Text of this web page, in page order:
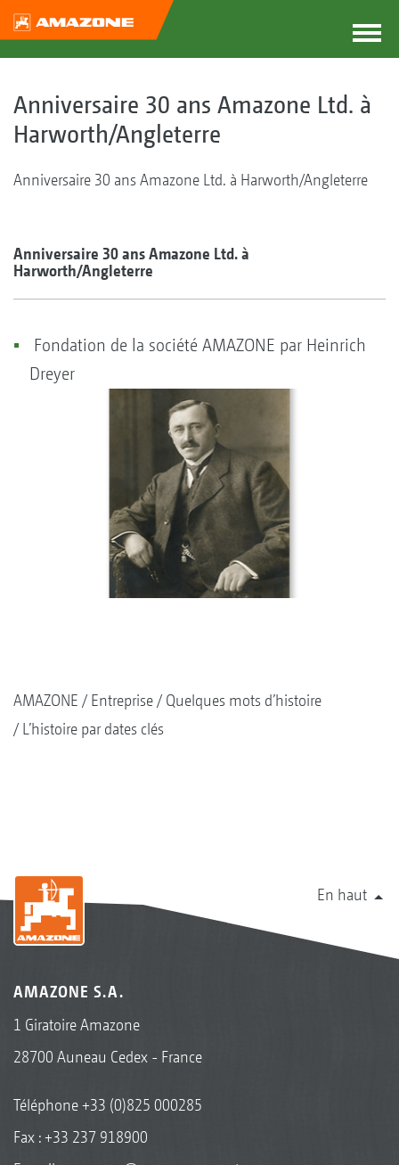
Anniversaire 30 ans Amazone Ltd. à
Harworth/Angleterre
Anniversaire 30 ans Amazone Ltd. à Harworth/Angleterre
Anniversaire 30 ans Amazone Ltd. à
Harworth/Angleterre
Fondation de la société AMAZONE par Heinrich
Dreyer
AMAZONE Entreprise
Quelques mots d’histoire
L’histoire par dates clés
En haut
AMAZONE S.A.
1 Giratoire Amazone
28700 Auneau Cedex - France
Téléphone+33 (0)825 000285
Fax : +33 237 918900